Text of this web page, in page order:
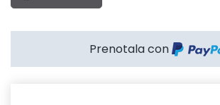
Prenotala con